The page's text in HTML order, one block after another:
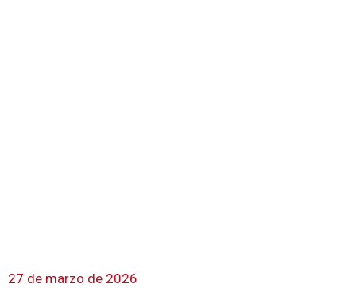
27 de marzo de 2026